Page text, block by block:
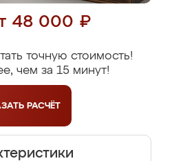
48 000 ₽
точную стоимость!
чем за 15 минут!
РАСЧЁТ